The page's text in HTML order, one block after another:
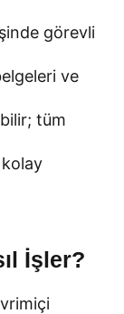
görevli
ve
tüm
kolay
İşler?